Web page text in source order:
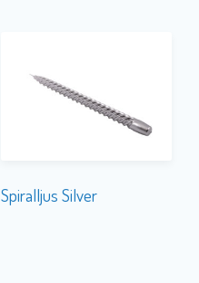
Spiralljus Silver